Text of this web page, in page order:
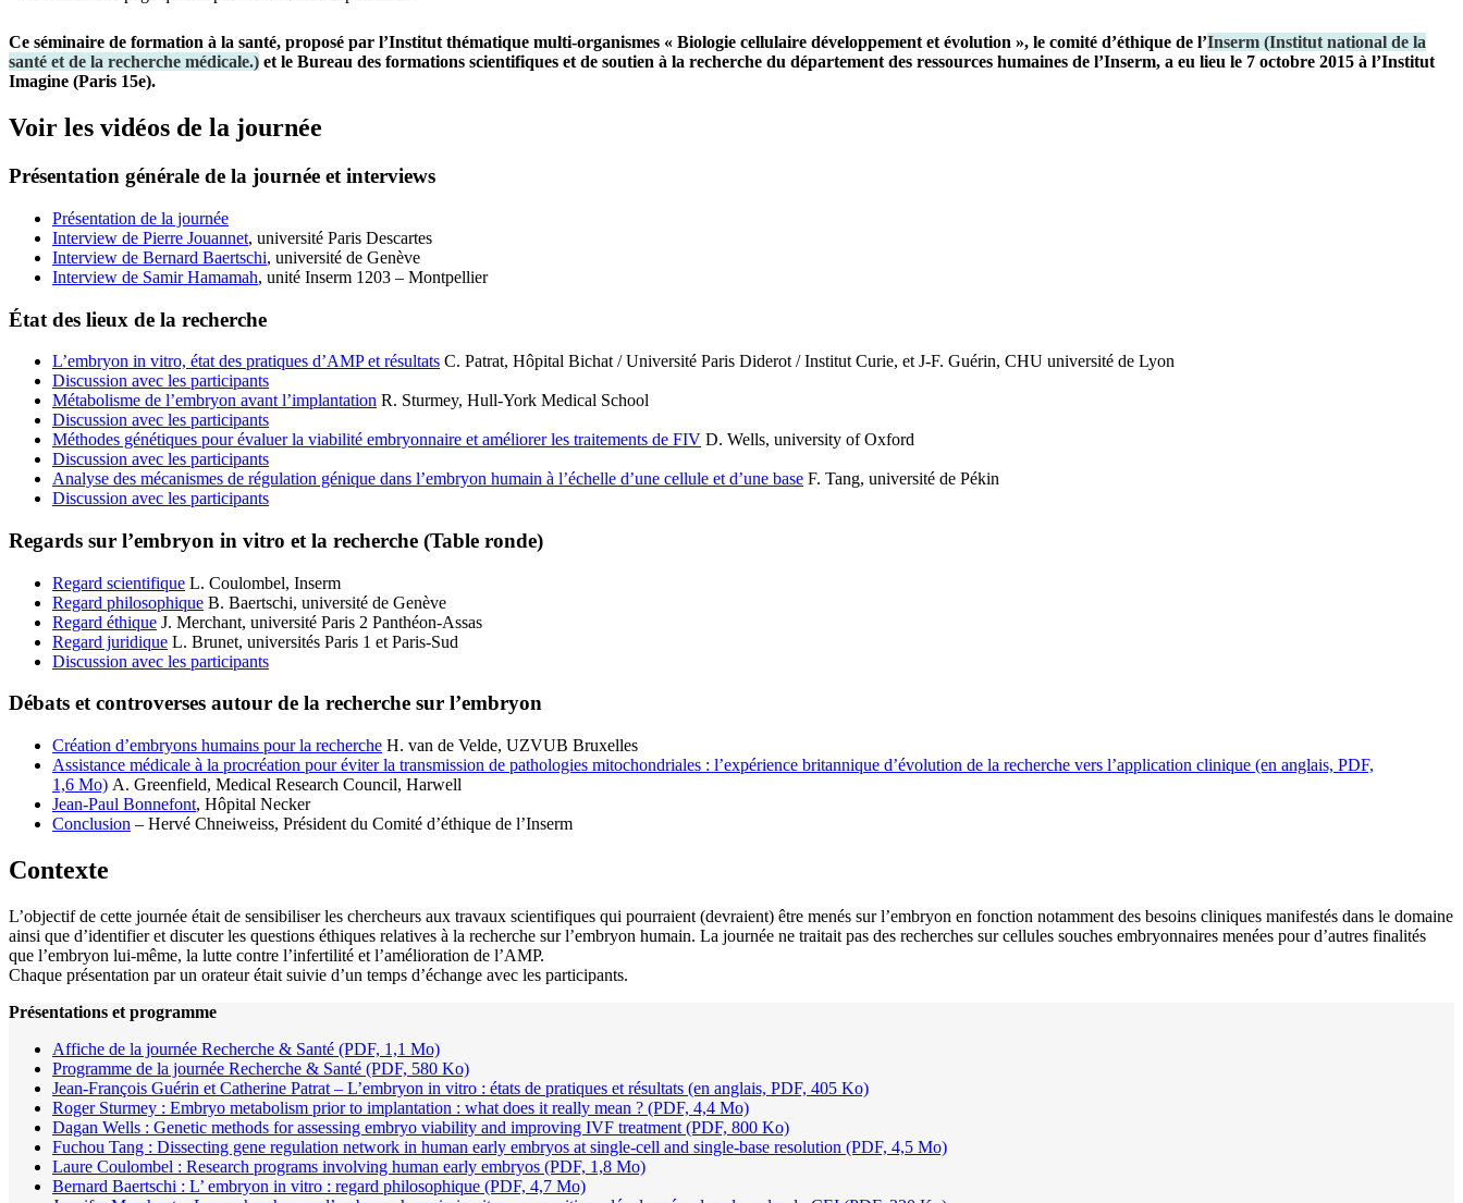
Ce séminaire de formation à la santé, proposé par l’Institut thématique multi-organismes « Biologie cellulaire développement et évolution », le comité d’éthique de l’Inserm (Institut national de la
santé et de la recherche médicale.) et le Bureau des formations scientifiques et de soutien à la recherche du département des ressources humaines de l’Inserm, a eu lieu le 7 octobre 2015 à l’Institut
Imagine (Paris 15e).
Voir les vidéos de la journée
Présentation générale de la journée et interviews
Présentation de la journée
Interview de Pierre Jouannet, université Paris Descartes
Interview de Bernard Baertschi, université de Genève
Interview de Samir Hamamah, unité Inserm 1203 – Montpellier
État des lieux de la recherche
L’embryon in vitro, état des pratiques d’AMP et résultats C. Patrat, Hôpital Bichat / Université Paris Diderot / Institut Curie, et J‑F. Guérin, CHU université de Lyon
Discussion avec les participants
Métabolisme de l’embryon avant l’implantation R. Sturmey, Hull-York Medical School
Discussion avec les participants
Méthodes génétiques pour évaluer la viabilité embryonnaire et améliorer les traitements de FIV D. Wells, university of Oxford
Discussion avec les participants
Analyse des mécanismes de régulation génique dans l’embryon humain à l’échelle d’une cellule et d’une base F. Tang, université de Pékin
Discussion avec les participants
Regards sur l’embryon in vitro et la recherche (Table ronde)
Regard scientifique L. Coulombel, Inserm
Regard philosophique B. Baertschi, université de Genève
Regard éthique J. Merchant, université Paris 2 Panthéon-Assas
Regard juridique L. Brunet, universités Paris 1 et Paris-Sud
Discussion avec les participants
Débats et controverses autour de la recherche sur l’embryon
Création d’embryons humains pour la recherche H. van de Velde, UZVUB Bruxelles
Assistance médicale à la procréation pour éviter la transmission de pathologies mitochondriales : l’expérience britannique d’évolution de la recherche vers l’application clinique (en anglais, PDF,
1,6 Mo) A. Greenfield, Medical Research Council, Harwell
Jean-Paul Bonnefont, Hôpital Necker
Conclusion – Hervé Chneiweiss, Président du Comité d’éthique de l’Inserm
Contexte
L’objectif de cette journée était de sensibiliser les chercheurs aux travaux scientifiques qui pourraient (devraient) être menés sur l’embryon en fonction notamment des besoins cliniques manifestés dans le domaine
ainsi que d’identifier et discuter les questions éthiques relatives à la recherche sur l’embryon humain. La journée ne traitait pas des recherches sur cellules souches embryonnaires menées pour d’autres finalités
que l’embryon lui-même, la lutte contre l’infertilité et l’amélioration de l’AMP.
Chaque présentation par un orateur était suivie d’un temps d’échange avec les participants.
Présentations et programme
Affiche de la journée Recherche & Santé (PDF, 1,1 Mo)
Programme de la journée Recherche & Santé (PDF, 580 Ko)
Jean-François Guérin et Catherine Patrat – L’embryon in vitro : états de pratiques et résultats (en anglais, PDF, 405 Ko)
Roger Sturmey : Embryo metabolism prior to implantation : what does it really mean ? (PDF, 4,4 Mo)
Dagan Wells : Genetic methods for assessing embryo viability and improving IVF treatment (PDF, 800 Ko)
Fuchou Tang : Dissecting gene regulation network in human early embryos at single-cell and single-base resolution (PDF, 4,5 Mo)
Laure Coulombel : Research programs involving human early embryos (PDF, 1,8 Mo)
Bernard Baertschi : L’ embryon in vitro : regard philosophique (PDF, 4,7 Mo)